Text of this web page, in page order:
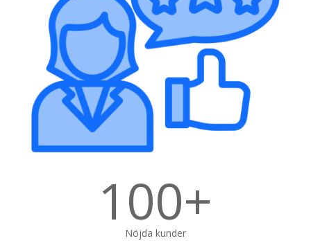
100+
Nöjda kunder